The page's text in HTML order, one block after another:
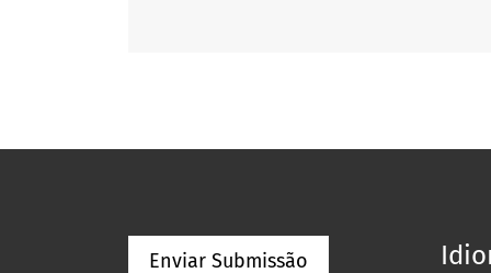
Enviar Submissão